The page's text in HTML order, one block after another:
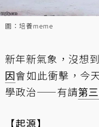
圖：培養meme
新年新氣象，沒想
因會如此衝擊，今
學政治——有請第
【起源】